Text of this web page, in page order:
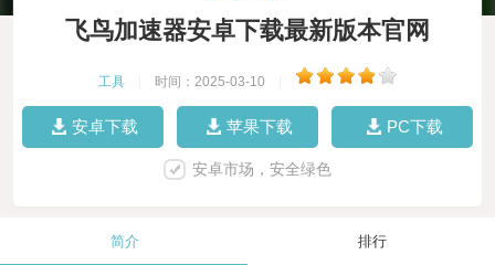
飞鸟加速器安卓下载最新版本官网
工具 时间：2025-03-10
安卓下载 苹果下载 PC下载
安卓市场，安全绿色
简介 排行